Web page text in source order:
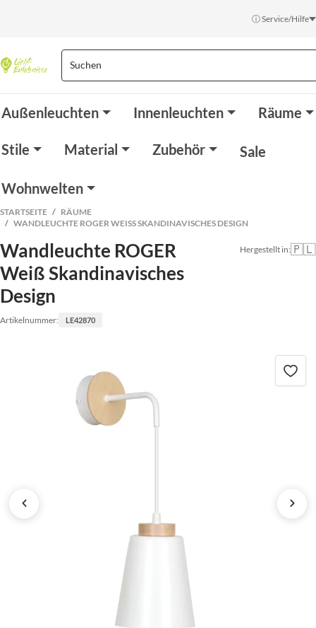
ⓘ Service/Hilfe
Außenleuchten Innenleuchten Räume
Stile Material Zubehör Sale
Wohnwelten
STARTSEITE
RÄUME
WANDLEUCHTE ROGER WEISS SKANDINAVISCHES DESIGN
Wandleuchte ROGER
Weiß Skandinavisches
Design
Artikelnummer: LE42870
Hergestellt in:🇵🇱